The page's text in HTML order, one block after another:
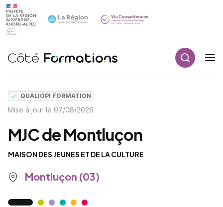
Navigation principale
QUALIOPI FORMATION
Mise à jour le 07/08/2026
MJC de Montluçon
MAISON DES JEUNES ET DE LA CULTURE
Montluçon (03)